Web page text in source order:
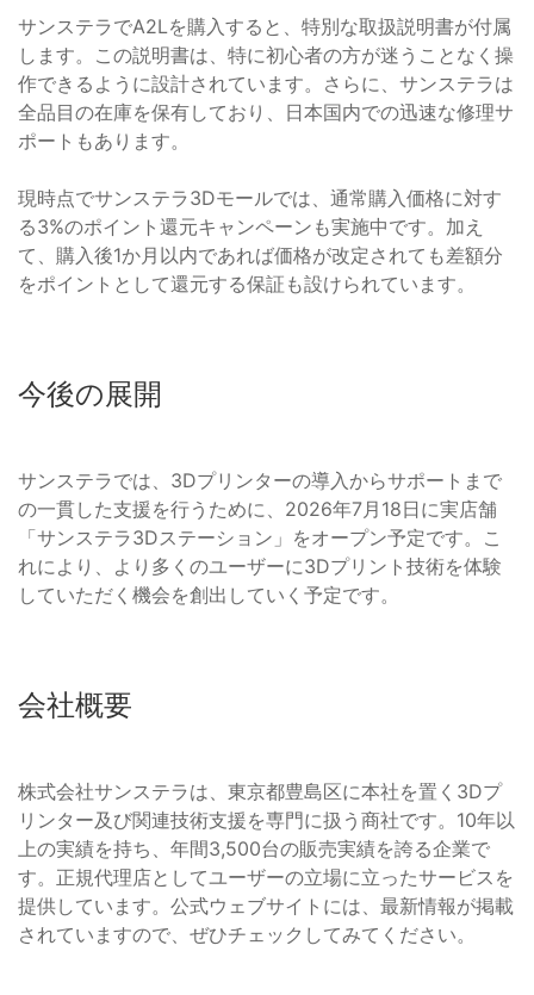
サンステラでA2Lを購入すると、特別な取扱説明書が付属
します。この説明書は、特に初心者の方が迷うことなく操
作できるように設計されています。さらに、サンステラは
全品目の在庫を保有しており、日本国内での迅速な修理サ
ポートもあります。
現時点でサンステラ3Dモールでは、通常購入価格に対す
る3%のポイント還元キャンペーンも実施中です。加え
て、購入後1か月以内であれば価格が改定されても差額分
をポイントとして還元する保証も設けられています。
今後の展開
サンステラでは、3Dプリンターの導入からサポートまで
の一貫した支援を行うために、2026年7月18日に実店舗
「サンステラ3Dステーション」をオープン予定です。こ
れにより、より多くのユーザーに3Dプリント技術を体験
していただく機会を創出していく予定です。
会社概要
株式会社サンステラは、東京都豊島区に本社を置く3Dプ
リンター及び関連技術支援を専門に扱う商社です。10年以
上の実績を持ち、年間3,500台の販売実績を誇る企業で
す。正規代理店としてユーザーの立場に立ったサービスを
提供しています。公式ウェブサイトには、最新情報が掲載
されていますので、ぜひチェックしてみてください。